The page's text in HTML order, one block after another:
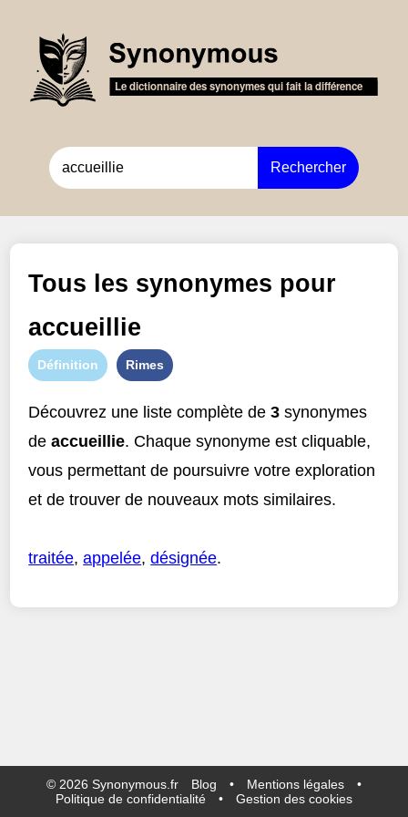
Rechercher
Tous les synonymes pour
accueillie
Définition Rimes
Découvrez une liste complète de3 synonymes
deaccueillie. Chaque synonyme est cliquable,
vous permettant de poursuivre votre exploration
et de trouver de nouveaux mots similaires.
traitée,appelée,désignée.
© 2026 Synonymous.fr Blog • Mentions légales
•
Politique de confidentialité
• Gestion des cookies